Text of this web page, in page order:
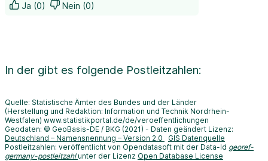
Ja (0) Nein (0)
In der gibt es folgende Postleitzahlen:
Quelle: Statistische Ämter des Bundes und der Länder
(Herstellung und Redaktion: Information und Technik Nordrhein-
Westfalen) www.statistikportal.de/de/veroeffentlichungen
Geodaten: © GeoBasis-DE / BKG (2021) - Daten geändert Lizenz:
Deutschland – Namensnennung – Version 2.0
GIS Datenquelle
Postleitzahlen: veröffentlicht von Opendatasoft mit der Data-Id georef-
germany-postleitzahl unter der Lizenz Open Database License